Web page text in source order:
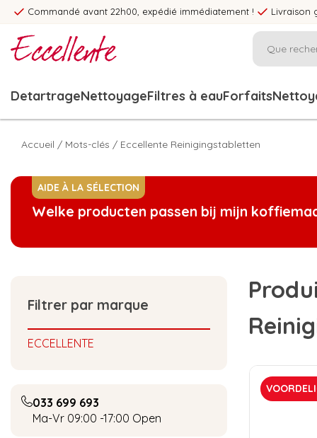
Commandé avant 22h00, expédié immédiatement ! Livraison
DetartrageNettoyageFiltres à eauForfaits
Accueil / Mots-clés / Eccellente Reinigingstabletten
AIDE À LA SÉLECTION
Welke producten passen bij mijn
Filtrer par marque
ECCELLENTE
033 699 693
Ma-Vr 09:00 -17:00 Open